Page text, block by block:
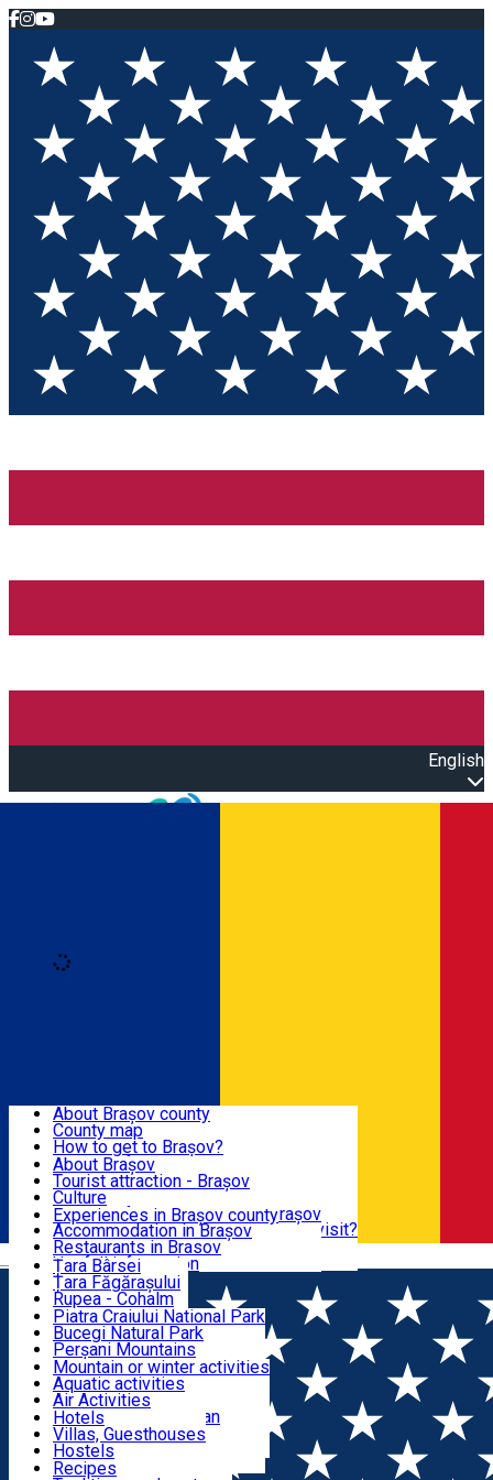
English
Română
BRAȘOV
EXPERIENCES
DESTINATIONS
NATURE
ACTIVE TOURISM
ACCOMMODATION
CULTURAL HERITAGE
About Brașov county
County map
How to get to Brașov?
Tourist Information Centers
Tourist Guides
Brașov Tourism Recommendations
Historical tourist attractions
What would a local recommend to visit?
Tourism news Brașov
Restaurants
About Brașov
Tourist attraction - Brașov
Culture
Tourist Information Center - Brașov
Accommodation in Brașov
Restaurants in Brasov
Usefull information
Experiences in Brașov county
Țara Bârsei
Țara Făgărașului
Rupea - Cohalm
ECO Destinations
Piatra Craiului National Park
Bucegi Natural Park
Perșani Mountains
Făgăraș Mountains
Postăvarul Peak
Măgura Codlei
Ciucaș Mountains
Protected areas
Other natural attractions
Speoturism
Mountain or winter activities
Aquatic activities
Air Activities
Adventure, Equestrian
Cycling, Running
Other activities
Hotels
Villas, Guesthouses
Hostels
Cottages
Recipes